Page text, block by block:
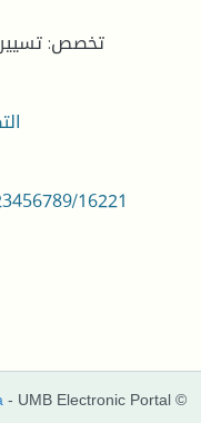
تخصص: تسيير
16221
- UMB Electronic Portal ©